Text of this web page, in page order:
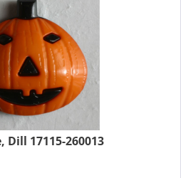
17115-260013